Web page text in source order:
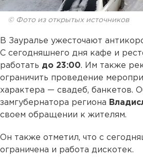
© Фото из открытых источников
В Зауралье ужесточают
С сегодняшнего дня кафе и
работать до 23:00. Им также
ограничить проведение
характера — свадеб, банкетов.
замгубернатора региона
своем обращении к жителям.
Он также отметил, что с
ограничена и работа дискотек.